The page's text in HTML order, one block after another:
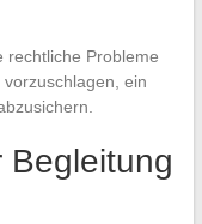
rechtliche Probleme
ein
Begleitung